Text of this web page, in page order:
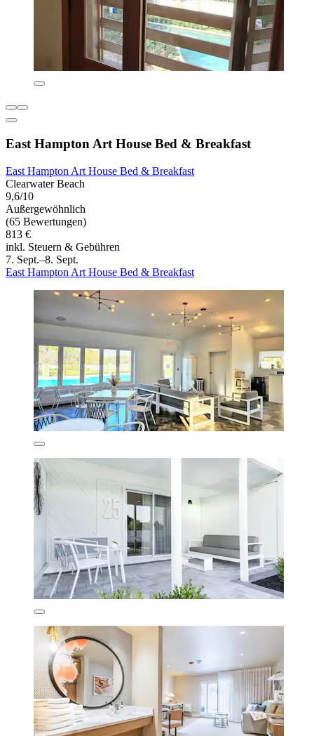
East Hampton Art House Bed & Breakfast
East Hampton Art House Bed & Breakfast
Clearwater Beach
9,6/10
Außergewöhnlich
(65 Bewertungen)
813 €
inkl. Steuern & Gebühren
7. Sept.–8. Sept.
East Hampton Art House Bed & Breakfast